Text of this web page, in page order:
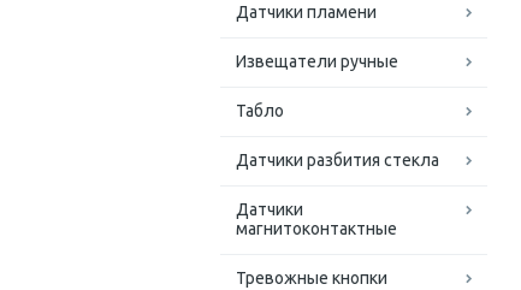
Датчики пламени
Извещатели ручные
Табло
Датчики разбития стекла
Датчики
магнитоконтактные
Тревожные кнопки